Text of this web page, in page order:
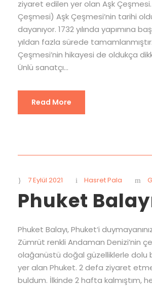
ziyaret edilen yer olan Aşk
Çeşmesi) Aşk Çeşmesi’nin tarihi
dayanıyor. 1732 yılında yapımına
yıldan fazla sürede
Çeşmesi’nin hikayesi de oldukça
Ünlü sanatçı...
Read More
7 Eylül 2021 Hasret Pala
Phuket
Phuket Balayı, Phuket‘i
Zümrüt renkli Andaman Denizi’nin
olağanüstü doğal güzelliklerle dolu
yer alan Phuket. 2 defa ziyaret
buldum. İlkinde 2 hafta kalmıştım,